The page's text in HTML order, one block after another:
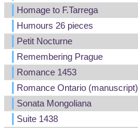
Homage to F.Tarrega
Humours 26 pieces
Petit Nocturne
Remembering Prague
Romance 1453
Romance Ontario (manuscript)
Sonata Mongoliana
Suite 1438